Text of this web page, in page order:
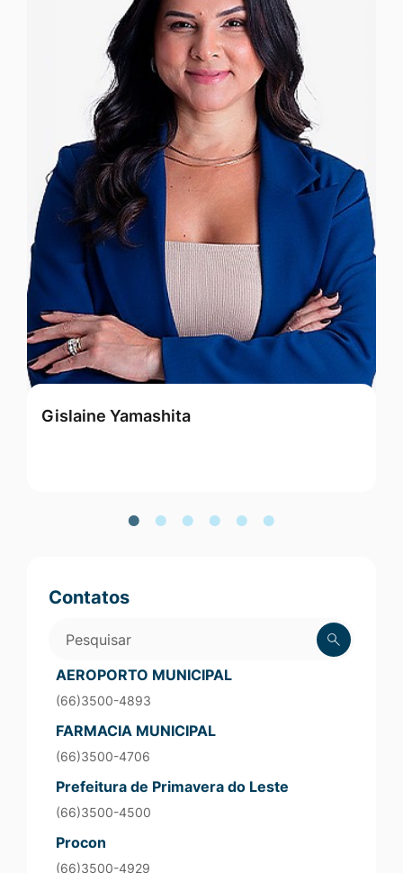
Gislaine Yamashita
Contatos
Pesquisar
AEROPORTO MUNICIPAL
(66)3500-4893
FARMACIA MUNICIPAL
(66)3500-4706
Prefeitura de Primavera do Leste
(66)3500-4500
Procon
(66)3500-4929